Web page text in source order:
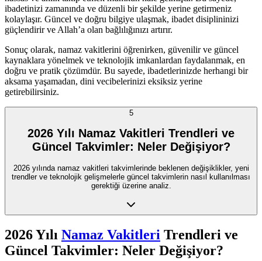
ibadetinizi zamanında ve düzenli bir şekilde yerine getirmeniz
kolaylaşır. Güncel ve doğru bilgiye ulaşmak, ibadet disiplininizi
güçlendirir ve Allah’a olan bağlılığınızı artırır.
Sonuç olarak, namaz vakitlerini öğrenirken, güvenilir ve güncel
kaynaklara yönelmek ve teknolojik imkanlardan faydalanmak, en
doğru ve pratik çözümdür. Bu sayede, ibadetlerinizde herhangi bir
aksama yaşamadan, dini vecibelerinizi eksiksiz yerine
getirebilirsiniz.
5
2026 Yılı Namaz Vakitleri Trendleri ve
Güncel Takvimler: Neler Değişiyor?
2026 yılında namaz vakitleri takvimlerinde beklenen değişiklikler, yeni
trendler ve teknolojik gelişmelerle güncel takvimlerin nasıl kullanılması
gerektiği üzerine analiz.
2026 Yılı Namaz Vakitleri Trendleri ve
Güncel Takvimler: Neler Değişiyor?